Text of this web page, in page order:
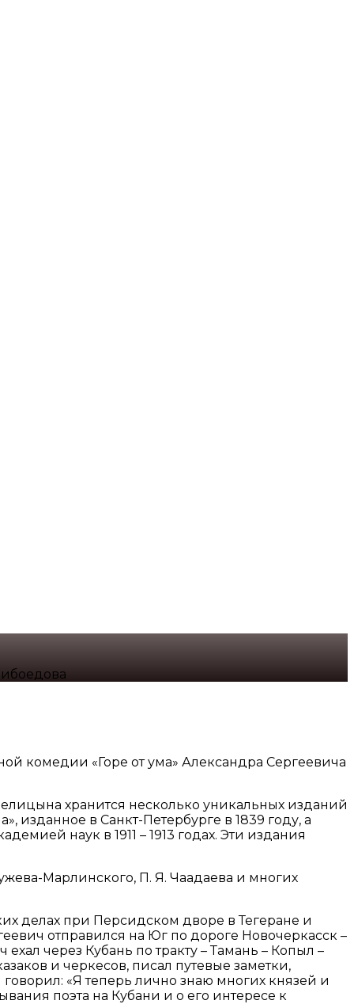
комедии «Горе от ума» Александра Сергеевича
хранится несколько уникальных изданий
изданное в Санкт-Петербурге в 1839 году, а
наук в 1911 – 1913 годах. Эти издания
Марлинского, П. Я. Чаадаева и многих
делах при Персидском дворе в Тегеране и
отправился на Юг по дороге Новочеркасск –
через Кубань по тракту – Тамань – Копыл –
и черкесов, писал путевые заметки,
«Я теперь лично знаю многих князей и
поэта на Кубани и о его интересе к